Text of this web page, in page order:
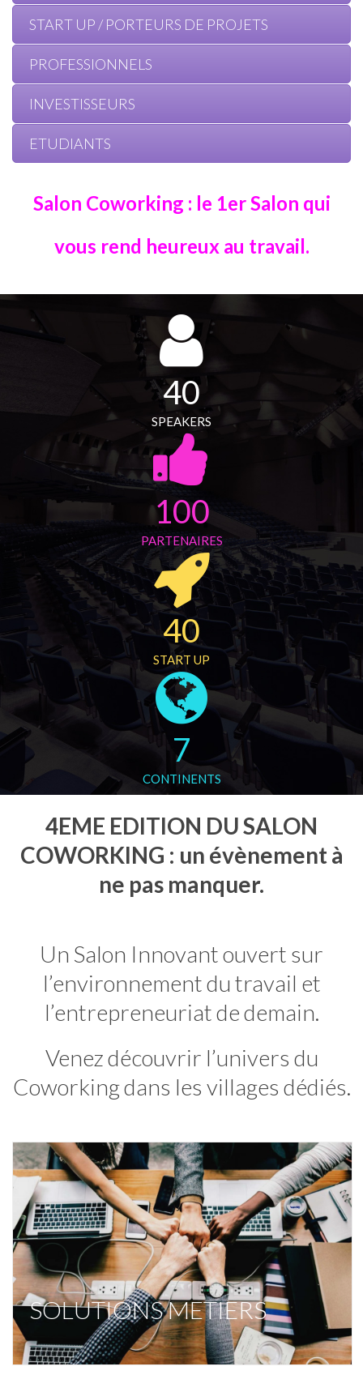
START UP / PORTEURS DE PROJETS
PROFESSIONNELS
INVESTISSEURS
ETUDIANTS
Salon Coworking : le 1er Salon qui
vous rend heureux au travail.
40
SPEAKERS
100
PARTENAIRES
40
START UP
7
CONTINENTS
4EME EDITION DU SALON
COWORKING : un évènement à
ne pas manquer.
Un Salon Innovant ouvert sur
l’environnement du travail et
l’entrepreneuriat de demain.
Venez découvrir l’univers du
Coworking dans les villages dédiés.
SOLUTIONS METIERS